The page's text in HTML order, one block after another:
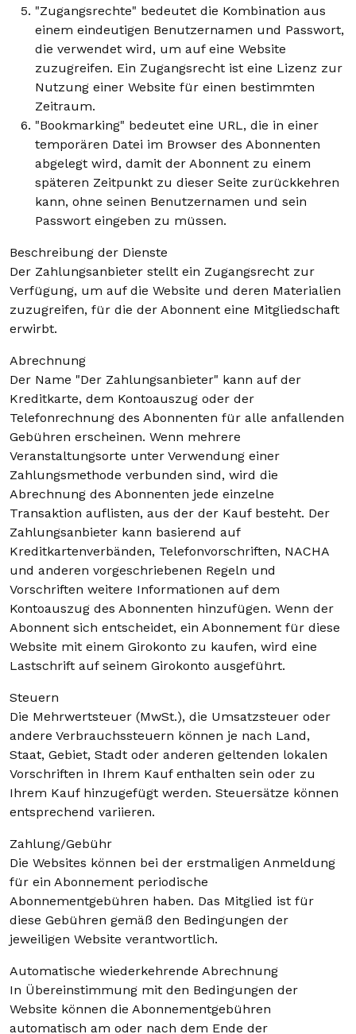
"Zugangsrechte" bedeutet die Kombination aus
einem eindeutigen Benutzernamen und Passwort,
die verwendet wird, um auf eine Website
zuzugreifen. Ein Zugangsrecht ist eine Lizenz zur
Nutzung einer Website für einen bestimmten
Zeitraum.
"Bookmarking" bedeutet eine URL, die in einer
temporären Datei im Browser des Abonnenten
abgelegt wird, damit der Abonnent zu einem
späteren Zeitpunkt zu dieser Seite zurückkehren
kann, ohne seinen Benutzernamen und sein
Passwort eingeben zu müssen.
Beschreibung der Dienste
Der Zahlungsanbieter stellt ein Zugangsrecht zur
Verfügung, um auf die Website und deren Materialien
zuzugreifen, für die der Abonnent eine Mitgliedschaft
erwirbt.
Abrechnung
Der Name "Der Zahlungsanbieter" kann auf der
Kreditkarte, dem Kontoauszug oder der
Telefonrechnung des Abonnenten für alle anfallenden
Gebühren erscheinen. Wenn mehrere
Veranstaltungsorte unter Verwendung einer
Zahlungsmethode verbunden sind, wird die
Abrechnung des Abonnenten jede einzelne
Transaktion auflisten, aus der der Kauf besteht. Der
Zahlungsanbieter kann basierend auf
Kreditkartenverbänden, Telefonvorschriften, NACHA
und anderen vorgeschriebenen Regeln und
Vorschriften weitere Informationen auf dem
Kontoauszug des Abonnenten hinzufügen. Wenn der
Abonnent sich entscheidet, ein Abonnement für diese
Website mit einem Girokonto zu kaufen, wird eine
Lastschrift auf seinem Girokonto ausgeführt.
Steuern
Die Mehrwertsteuer (MwSt.), die Umsatzsteuer oder
andere Verbrauchssteuern können je nach Land,
Staat, Gebiet, Stadt oder anderen geltenden lokalen
Vorschriften in Ihrem Kauf enthalten sein oder zu
Ihrem Kauf hinzugefügt werden. Steuersätze können
entsprechend variieren.
Zahlung/Gebühr
Die Websites können bei der erstmaligen Anmeldung
für ein Abonnement periodische
Abonnementgebühren haben. Das Mitglied ist für
diese Gebühren gemäß den Bedingungen der
jeweiligen Website verantwortlich.
Automatische wiederkehrende Abrechnung
In Übereinstimmung mit den Bedingungen der
Website können die Abonnementgebühren
automatisch am oder nach dem Ende der